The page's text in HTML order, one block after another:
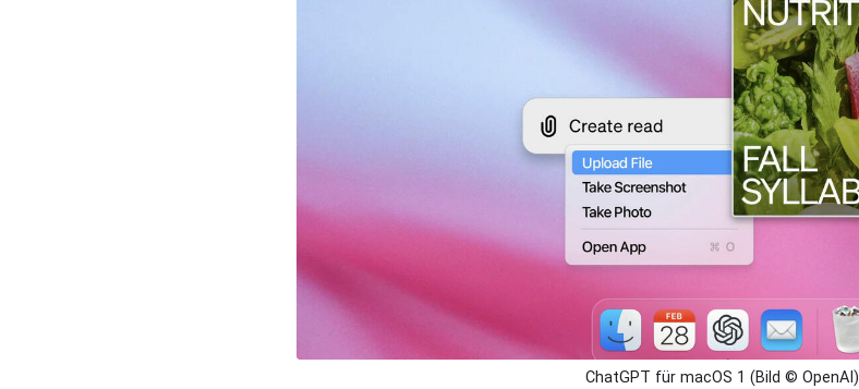
ChatGPT für macOS 1 (Bild © OpenAI)